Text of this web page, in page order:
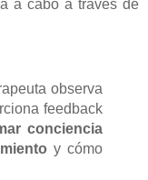
a cabo a través de
observa
feedback
conciencia
y cómo